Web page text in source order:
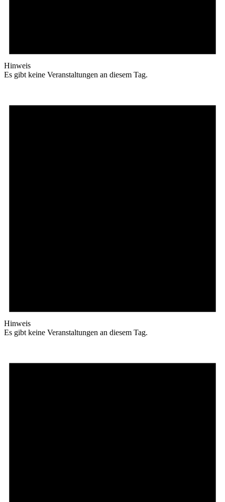
Hinweis
Es gibt keine Veranstaltungen an diesem Tag.
Hinweis
Es gibt keine Veranstaltungen an diesem Tag.